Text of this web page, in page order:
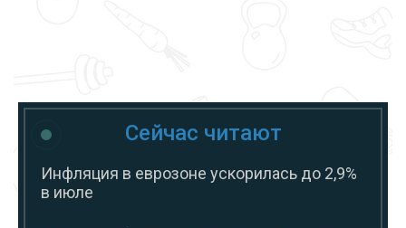
Сейчас читают
Инфляция в еврозоне ускорилась до 2,9%
в июле